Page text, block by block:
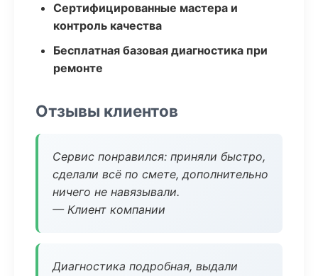
Сертифицированные мастера и
контроль качества
Бесплатная базовая диагностика при
ремонте
Отзывы клиентов
Сервис понравился: приняли быстро,
сделали всё по смете, дополнительно
ничего не навязывали.
— Клиент компании
Диагностика подробная, выдали